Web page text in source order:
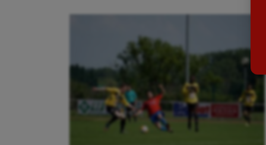
Baseball
Boules lyonnaises
Canoë-kayak
Cerf Volant
Cheerleading
Golf